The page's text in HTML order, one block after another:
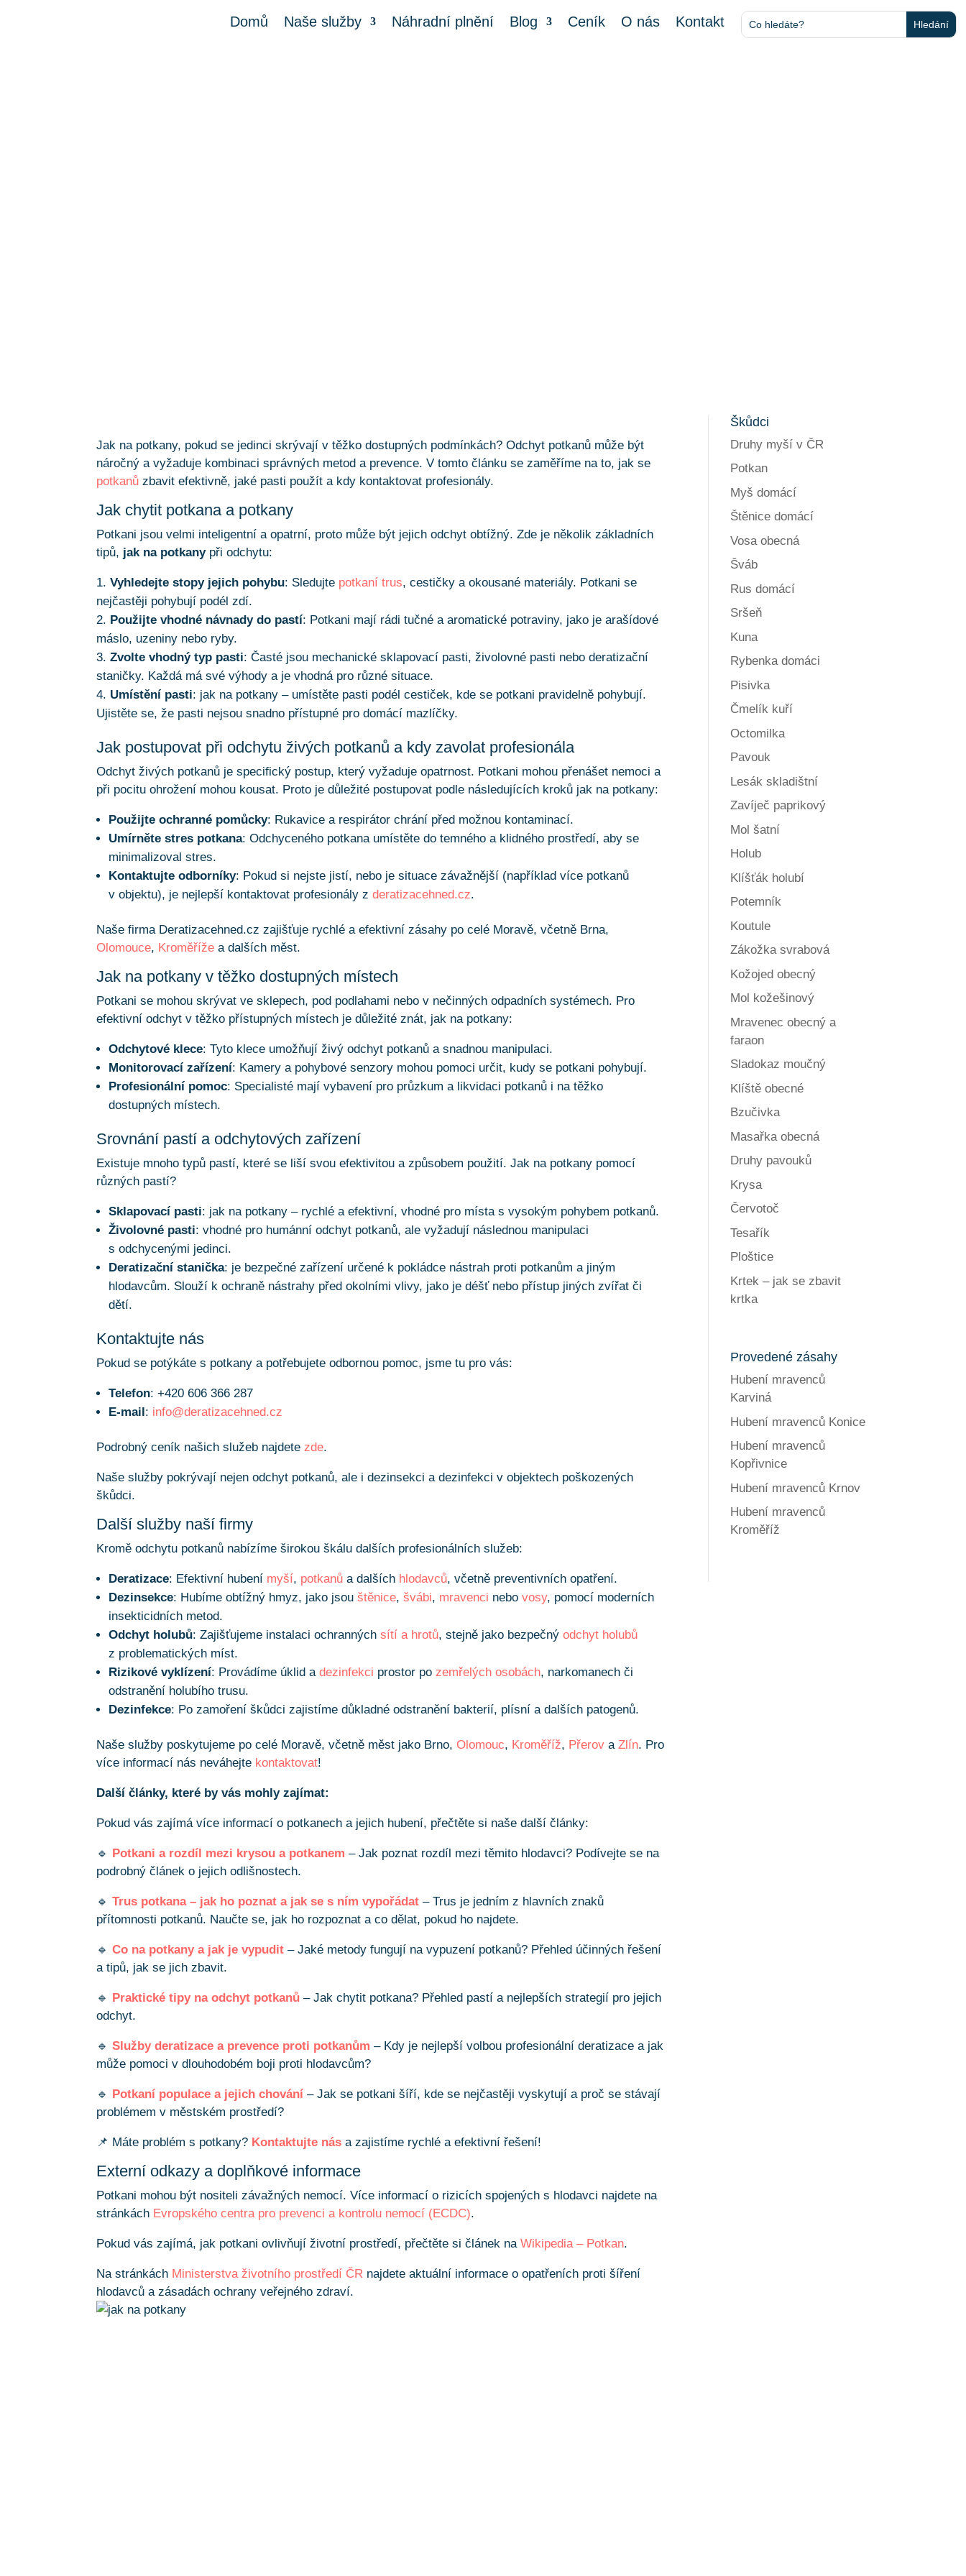
Domů Naše služby Náhradní plnění Blog Ceník O nás Kontakt
Jak na potkany, pokud se jedinci skrývají v těžko dostupných podmínkách? Odchyt potkanů může být
náročný a vyžaduje kombinaci správných metod a prevence. V tomto článku se zaměříme na to, jak se
potkanů zbavit efektivně, jaké pasti použít a kdy kontaktovat profesionály.
Jak chytit potkana a potkany
Potkani jsou velmi inteligentní a opatrní, proto může být jejich odchyt obtížný. Zde je několik základních
tipů, jak na potkanypři odchytu:
Vyhledejte stopy jejich pohybu: Sledujte potkaní trus, cestičky a okousané materiály. Potkani se
nejčastěji pohybují podél zdí.
Použijte vhodné návnady do pastí: Potkani mají rádi tučné a aromatické potraviny, jako je arašídové
máslo, uzeniny nebo ryby.
Zvolte vhodný typ pasti: Časté jsou mechanické sklapovací pasti, živolovné pasti nebo deratizační
staničky. Každá má své výhody a je vhodná pro různé situace.
Umístění pasti: jak na potkany – umístěte pasti podél cestiček, kde se potkani pravidelně pohybují.
Ujistěte se, že pasti nejsou snadno přístupné pro domácí mazlíčky.
Jak postupovat při odchytu živých potkanů a kdy zavolat profesionála
Odchyt živých potkanů je specifický postup, který vyžaduje opatrnost. Potkani mohou přenášet nemoci a
při pocitu ohrožení mohou kousat. Proto je důležité postupovat podle následujících kroků jak na potkany:
Použijte ochranné pomůcky: Rukavice a respirátor chrání před možnou kontaminací.
Umírněte stres potkana: Odchyceného potkana umístěte do temného a klidného prostředí, aby se
minimalizoval stres.
Kontaktujte odborníky: Pokud si nejste jistí, nebo je situace závažnější (například více potkanů
v objektu), je nejlepší kontaktovat profesionály zderatizacehned.cz.
Naše firma Deratizacehned.cz zajišťuje rychlé a efektivní zásahy po celé Moravě, včetně Brna,
Olomouce, Kroměříže a dalších měst.
Jak na potkany v těžko dostupných místech
Potkani se mohou skrývat ve sklepech, pod podlahami nebo v nečinných odpadních systémech. Pro
efektivní odchyt v těžko přístupných místech je důležité znát, jak na potkany:
Odchytové klece: Tyto klece umožňují živý odchyt potkanů a snadnou manipulaci.
Monitorovací zařízení: Kamery a pohybové senzory mohou pomoci určit, kudy se potkani pohybují.
Profesionální pomoc: Specialisté mají vybavení pro průzkum a likvidaci potkanů i na těžko
dostupných místech.
Srovnání pastí a odchytových zařízení
Existuje mnoho typů pastí, které se liší svou efektivitou a způsobem použití. Jak na potkany pomocí
různých pastí?
Sklapovací pasti: jak na potkany – rychlé a efektivní, vhodné pro místa s vysokým pohybem potkanů.
Živolovné pasti: vhodné pro humánní odchyt potkanů, ale vyžadují následnou manipulaci
s odchycenými jedinci.
Deratizační stanička: je bezpečné zařízení určené k pokládce nástrah proti potkanům a jiným
hlodavcům. Slouží k ochraně nástrahy před okolními vlivy, jako je déšť nebo přístup jiných zvířat či
dětí.
Kontaktujte nás
Pokud se potýkáte s potkany a potřebujete odbornou pomoc, jsme tu pro vás:
Telefon: +420 606 366 287
E-mail : info@deratizacehned.cz
Podrobný ceník našich služeb najdetezde.
Naše služby pokrývají nejen odchyt potkanů, ale i dezinsekci a dezinfekci v objektech poškozených
škůdci.
Další služby naší firmy
Kromě odchytu potkanů nabízíme širokou škálu dalších profesionálních služeb:
Deratizace: Efektivní hubení myší, potkanů a dalších hlodavců, včetně preventivních opatření.
Dezinsekce: Hubíme obtížný hmyz, jako jsouštěnice,švábi, mravenci nebovosy, pomocí moderních
insekticidních metod.
Odchyt holubů: Zajišťujeme instalaci ochrannýchsítí a hrotů, stejně jako bezpečnýodchyt holubů
z problematických míst.
Rizikové vyklízení: Provádíme úklid adezinfekci prostor pozemřelých osobách, narkomanech či
odstranění holubího trusu.
Dezinfekce: Po zamoření škůdci zajistíme důkladné odstranění bakterií, plísní a dalších patogenů.
Naše služby poskytujeme po celé Moravě, včetně měst jako Brno,Olomouc, Kroměříž, Přerov aZlín. Pro
více informací nás neváhejte kontaktovat!
Další články, které by vás mohly zajímat:
Pokud vás zajímá více informací o potkanech a jejich hubení, přečtěte si naše další články:
🔹 Potkani a rozdíl mezi krysou a potkanem – Jak poznat rozdíl mezi těmito hlodavci? Podívejte se na
podrobný článek o jejich odlišnostech.
🔹Trus potkana – jak ho poznat a jak se s ním vypořádat – Trus je jedním z hlavních znaků
přítomnosti potkanů. Naučte se, jak ho rozpoznat a co dělat, pokud ho najdete.
🔹Co na potkany a jak je vypudit – Jaké metody fungují na vypuzení potkanů? Přehled účinných řešení
a tipů, jak se jich zbavit.
🔹 Praktické tipy na odchyt potkanů – Jak chytit potkana? Přehled pastí a nejlepších strategií pro jejich
odchyt.
🔹Služby deratizace a prevence proti potkanům – Kdy je nejlepší volbou profesionální deratizace a jak
může pomoci v dlouhodobém boji proti hlodavcům?
🔹 Potkaní populace a jejich chování – Jak se potkani šíří, kde se nejčastěji vyskytují a proč se stávají
problémem v městském prostředí?
📌 Máte problém s potkany? Kontaktujte nás a zajistíme rychlé a efektivní řešení!
Externí odkazy a doplňkové informace
Potkani mohou být nositeli závažných nemocí. Více informací o rizicích spojených s hlodavci najdete na
stránkách Evropského centra pro prevenci a kontrolu nemocí (ECDC).
Pokud vás zajímá, jak potkani ovlivňují životní prostředí, přečtěte si článek naWikipedia – Potkan.
Na stránkách Ministerstva životního prostředí ČR najdete aktuální informace o opatřeních proti šíření
hlodavců a zásadách ochrany veřejného zdraví.
Škůdci
Druhy myší v ČR
Potkan
Myš domácí
Štěnice domácí
Vosa obecná
Šváb
Rus domácí
Sršeň
Kuna
Rybenka domáci
Pisivka
Čmelík kuří
Octomilka
Pavouk
Lesák skladištní
Zavíječ paprikový
Mol šatní
Holub
Klíšťák holubí
Potemník
Koutule
Zákožka svrabová
Kožojed obecný
Mol kožešinový
Mravenec obecný a
faraon
Sladokaz moučný
Klíště obecné
Bzučivka
Masařka obecná
Druhy pavouků
Krysa
Červotoč
Tesařík
Ploštice
Krtek – jak se zbavit
krtka
Provedené zásahy
Hubení mravenců
Karviná
Hubení mravenců Konice
Hubení mravenců
Kopřivnice
Hubení mravenců Krnov
Hubení mravenců
Kroměříž